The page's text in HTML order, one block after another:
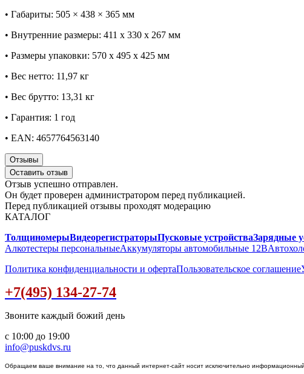
• Габариты: 505 × 438 × 365 мм
• Внутренние размеры: 411 x 330 x 267 мм
• Размеры упаковки: 570 x 495 x 425 мм
• Вес нетто: 11,97 кг
• Вес брутто: 13,31 кг
• Гарантия: 1 год
• EAN: 4657764563140
Отзывы
Оставить отзыв
Отзыв успешно отправлен.
Он будет проверен администратором перед публикацией.
Перед публикацией отзывы проходят модерацию
КАТАЛОГ
ТолщиномерыВидеорегистраторыПусковые устройстваЗарядные
Алкотестеры персональныеАккумуляторы автомобильные 12В
Политика конфиденциальности и офертаПользовательское соглашение
+7(495) 134-27-74
Звоните каждый божий день
с 10:00 до 19:00
info@puskdvs.ru
Обращаем ваше внимание на то, что данный интернет-сайт носит исключительно